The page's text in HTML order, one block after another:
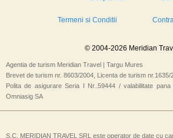
Termeni si Conditii
© 2004-2026 Meridian
Agentia de turism Meridian Travel | Targu Mures
Brevet de turism nr. 8603/2004, Licenta de turism nr.1635/
Polita de asigurare Seria I Nr..59444 / valabilitate
Omniasig SA
S.C. MERIDIAN TRAVEL SRL este operator de date cu